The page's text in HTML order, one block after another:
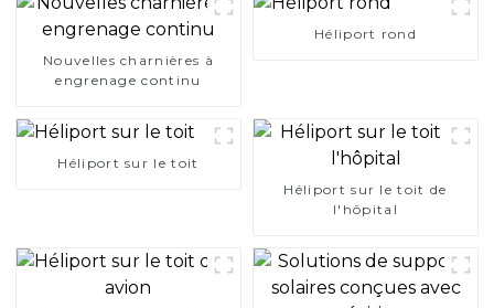
Nouvelles charnières à
engrenage continu
Héliport rond
Héliport sur le toit
Héliport sur le toit de
l'hôpital